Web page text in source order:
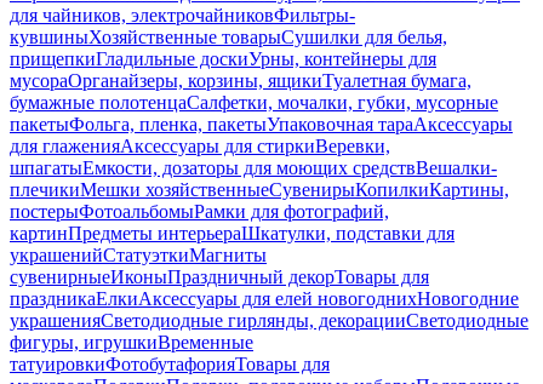
для чайников, электрочайниковФильтры-
кувшиныХозяйственные товарыСушилки для белья,
прищепкиГладильные доскиУрны, контейнеры для
мусораОрганайзеры, корзины, ящикиТуалетная бумага,
бумажные полотенцаСалфетки, мочалки, губки, мусорные
пакетыФольга, пленка, пакетыУпаковочная тараАксессуары
для глаженияАксессуары для стиркиВеревки,
шпагатыЕмкости, дозаторы для моющих средствВешалки-
плечикиМешки хозяйственныеСувенирыКопилкиКартины,
постерыФотоальбомыРамки для фотографий,
картинПредметы интерьераШкатулки, подставки для
украшенийСтатуэткиМагниты
сувенирныеИконыПраздничный декорТовары для
праздникаЕлкиАксессуары для елей новогоднихНовогодние
украшенияСветодиодные гирлянды, декорацииСветодиодные
фигуры, игрушкиВременные
татуировкиФотобутафорияТовары для